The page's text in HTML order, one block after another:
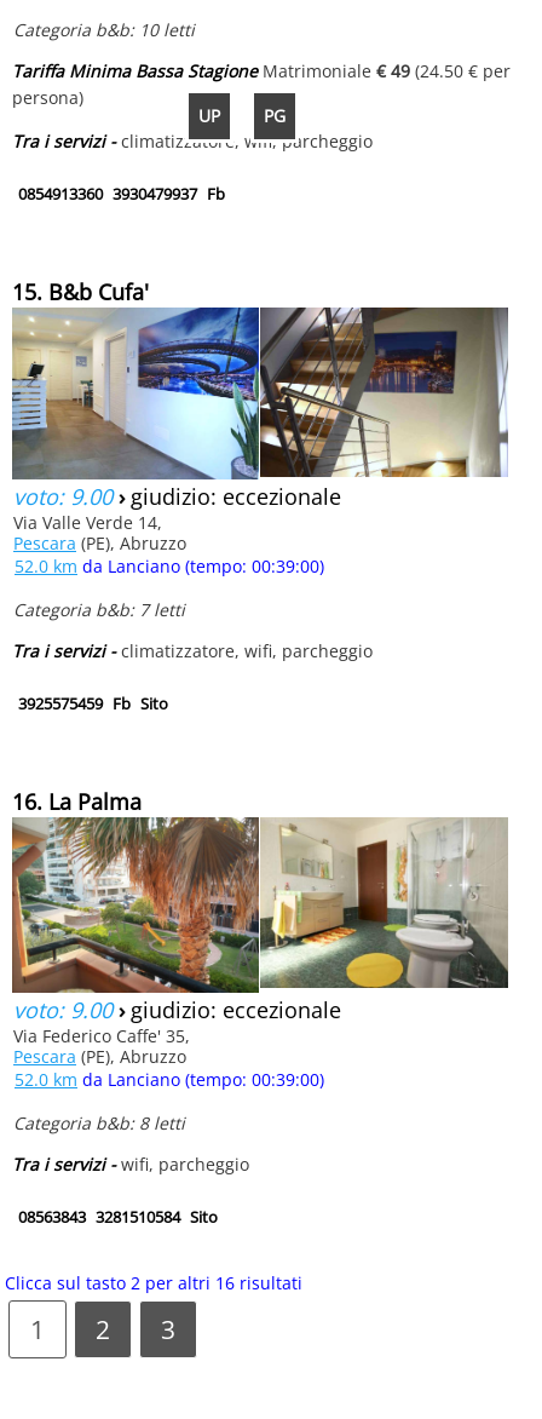
UP PG
Categoria b&b: 10 letti
Tariffa Minima Bassa StagioneMatrimoniale € 49 (24.50 € per
persona)
Tra i servizi -climatizzatore, wifi, parcheggio
0854913360 3930479937 Fb
15. B&b Cufa'
voto: 9.00› giudizio: eccezionale
Via Valle Verde 14,
Pescara (PE), Abruzzo
52.0 km da Lanciano (tempo: 00:39:00)
Categoria b&b: 7 letti
Tra i servizi -climatizzatore, wifi, parcheggio
3925575459 Fb Sito
16. La Palma
voto: 9.00› giudizio: eccezionale
Via Federico Caffe' 35,
Pescara (PE), Abruzzo
52.0 km da Lanciano (tempo: 00:39:00)
Categoria b&b: 8 letti
Tra i servizi -wifi, parcheggio
08563843 3281510584 Sito
Clicca sul tasto 2 per altri 16 risultati
1 2 3